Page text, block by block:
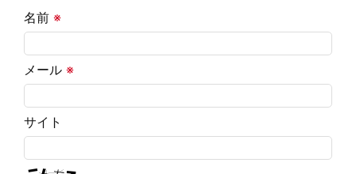
名前 ※
メール ※
サイト